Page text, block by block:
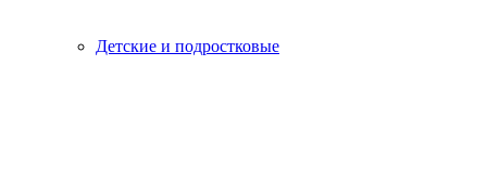
Детские и подростковые